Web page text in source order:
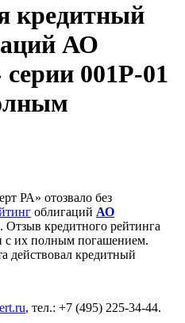
кредитный
АО
001Р-01
РА» отозвало без
облигаций АО
Отзыв кредитного рейтинга
с их полным погашением.
действовал кредитный
, тел.: +7 (495) 225-34-44.